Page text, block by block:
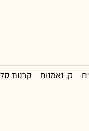
ק. נאמנות קרנות סל